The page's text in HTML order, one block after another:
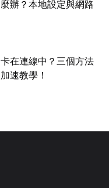
辦？本地設定與網路
在連線中？三個方法
速教學！